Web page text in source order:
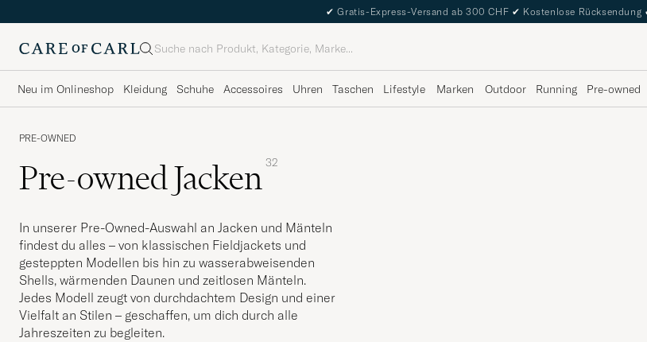
✔ Gratis-Express-Versand ab 300 CHF ✔ Kostenlose Rücksendung
Suche
Neu im Onlineshop Kleidung Schuhe Accessoires Uhren Taschen Lifestyle Marken Outdoor Running Pre-owned
PRE-OWNED
Pre-owned Jacken 32
In unserer Pre-Owned-Auswahl an Jacken und Mänteln
findest du alles – von klassischen Fieldjackets und
gesteppten Modellen bis hin zu wasserabweisenden
Shells, wärmenden Daunen und zeitlosen Mänteln.
Jedes Modell zeugt von durchdachtem Design und einer
Vielfalt an Stilen – geschaffen, um dich durch alle
Jahreszeiten zu begleiten.